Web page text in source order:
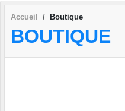
Accueil Boutique
BOUTIQUE